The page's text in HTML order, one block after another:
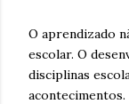
O aprendizado
escolar. O
disciplinas